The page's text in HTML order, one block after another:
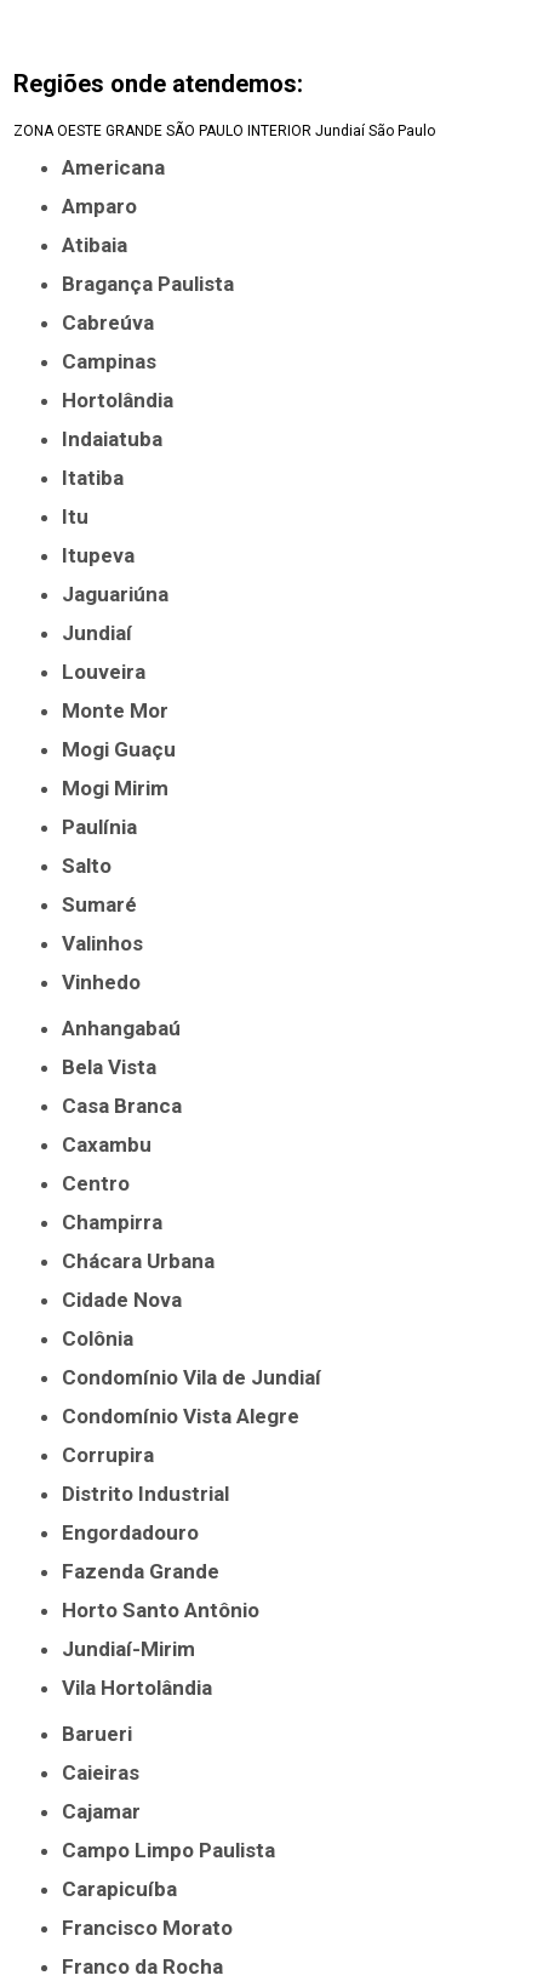
Regiões onde atendemos:
ZONA OESTE GRANDE SÃO PAULO INTERIOR Jundiaí São Paulo
Americana
Amparo
Atibaia
Bragança Paulista
Cabreúva
Campinas
Hortolândia
Indaiatuba
Itatiba
Itu
Itupeva
Jaguariúna
Jundiaí
Louveira
Monte Mor
Mogi Guaçu
Mogi Mirim
Paulínia
Salto
Sumaré
Valinhos
Vinhedo
Anhangabaú
Bela Vista
Casa Branca
Caxambu
Centro
Champirra
Chácara Urbana
Cidade Nova
Colônia
Condomínio Vila de Jundiaí
Condomínio Vista Alegre
Corrupira
Distrito Industrial
Engordadouro
Fazenda Grande
Horto Santo Antônio
Jundiaí-Mirim
Vila Hortolândia
Barueri
Caieiras
Cajamar
Campo Limpo Paulista
Carapicuíba
Francisco Morato
Franco da Rocha